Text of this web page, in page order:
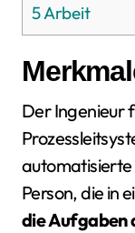
5Arbeit
Der Ingenieur
automatisierte
Person, die in
die Aufgaben